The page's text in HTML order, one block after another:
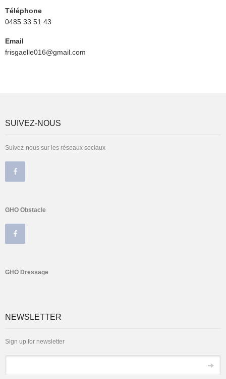
Téléphone
0485 33 51 43
Email
frisgaelle016@gmail.com
SUIVEZ-NOUS
Suivez-nous sur les réseaux sociaux
GHO Obstacle
GHO Dressage
NEWSLETTER
Sign up for newsletter